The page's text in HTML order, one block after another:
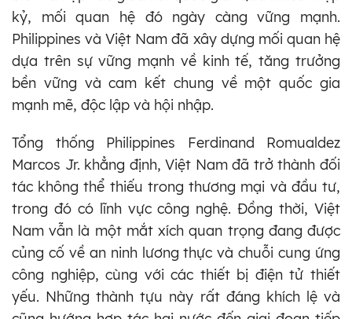
kỷ, mối quan hệ đó ngày càng vững mạnh.
Philippines và Việt Nam đã xây dựng mối quan hệ
dựa trên sự vững mạnh về kinh tế, tăng trưởng
bền vững và cam kết chung về một quốc gia
mạnh mẽ, độc lập và hội nhập.
Tổng thống Philippines Ferdinand Romualdez
Marcos Jr. khẳng định, Việt Nam đã trở thành đối
tác không thể thiếu trong thương mại và đầu tư,
trong đó có lĩnh vực công nghệ. Đồng thời, Việt
Nam vẫn là một mắt xích quan trọng đang được
củng cố về an ninh lương thực và chuỗi cung ứng
công nghiệp, cùng với các thiết bị điện tử thiết
yếu. Những thành tựu này rất đáng khích lệ và